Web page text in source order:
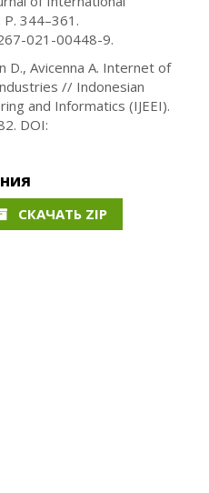
344–361.
021-00448-9.
D., Avicenna A. Internet of
// Indonesian
and Informatics (IJEEI).
DOI:
СКАЧАТЬ ZIP